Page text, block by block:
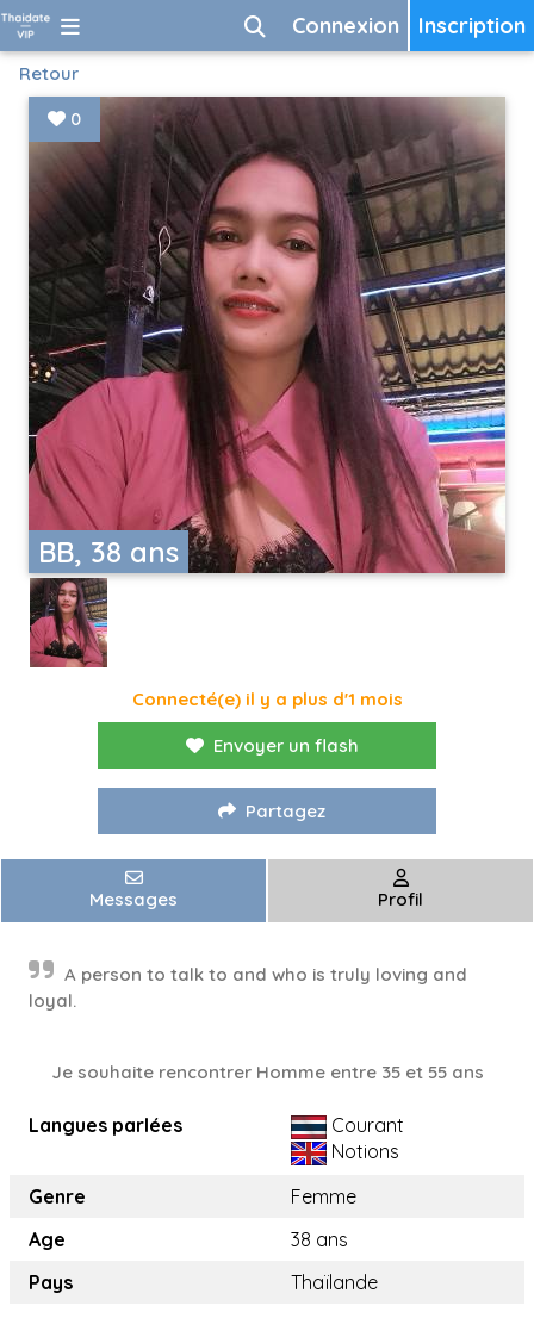
Inscription
Connexion
Retour
BB, 38 ans
0
Connecté(e) il y a plus d'1 mois
Envoyer un flash
Partagez
Messages Profil
A person to talk to and who is truly loving and
loyal.
Je souhaite rencontrer Homme entre 35 et 55 ans
Langues parlées
Courant
Notions
Genre
Femme
Age
38 ans
Pays
Thaïlande